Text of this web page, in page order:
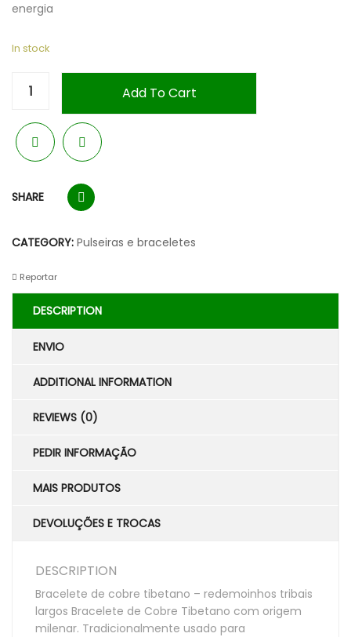
energia
In stock
Add To Cart
SHARE
CATEGORY: Pulseiras e braceletes
Reportar
DESCRIPTION
ENVIO
ADDITIONAL INFORMATION
REVIEWS (0)
PEDIR INFORMAÇÃO
MAIS PRODUTOS
DEVOLUÇÕES E TROCAS
DESCRIPTION
Bracelete de cobre tibetano – redemoinhos tribais
largos Bracelete de Cobre Tibetano com origem
milenar. Tradicionalmente usado para